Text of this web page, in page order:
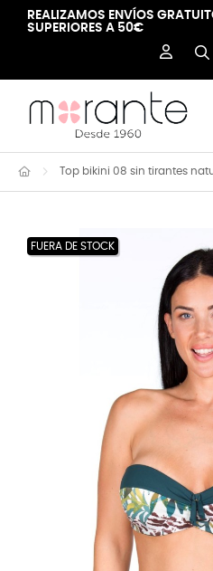
REALIZAMOS ENVÍOS
SUPERIORES A 50€
Top bikini 08 sin tirantes
FUERA DE STOCK